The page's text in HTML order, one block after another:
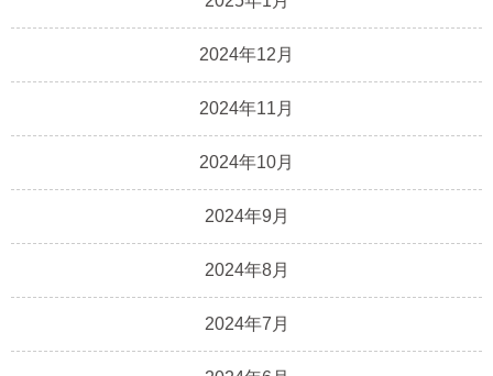
2024年12月
2024年11月
2024年10月
2024年9月
2024年8月
2024年7月